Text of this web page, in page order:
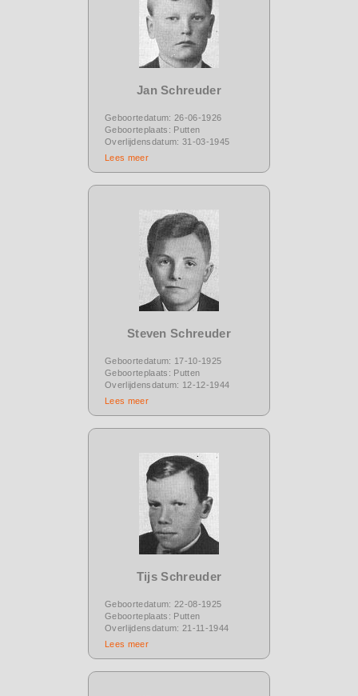
Jan Schreuder
Geboortedatum: 26-06-1926
Geboorteplaats: Putten
Overlijdensdatum: 31-03-1945
Lees meer
Steven Schreuder
Geboortedatum: 17-10-1925
Geboorteplaats: Putten
Overlijdensdatum: 12-12-1944
Lees meer
Tijs Schreuder
Geboortedatum: 22-08-1925
Geboorteplaats: Putten
Overlijdensdatum: 21-11-1944
Lees meer